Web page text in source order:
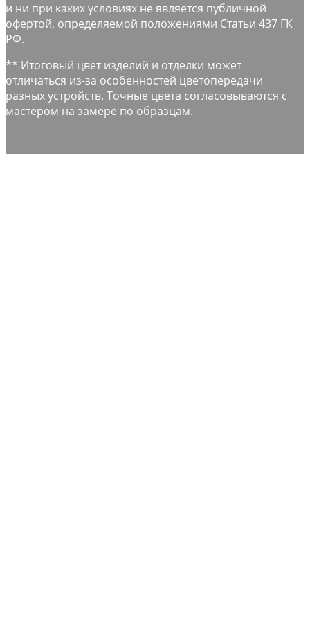
и ни при каких условиях не является публичной
офертой, определяемой положениями Статьи 437 ГК
РФ.
** Итоговый цвет изделий и отделки может
отличаться из-за особенностей цветопередачи
разных устройств. Точные цвета согласовываются с
мастером на замере по образцам.